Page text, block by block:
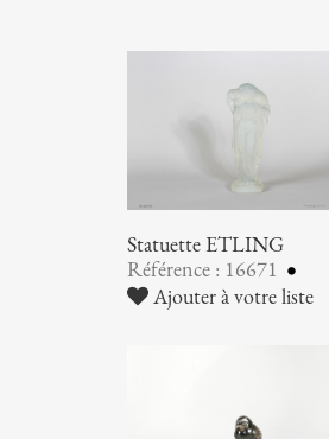
Statuette ETLING
Référence : 16671
Ajouter à votre liste